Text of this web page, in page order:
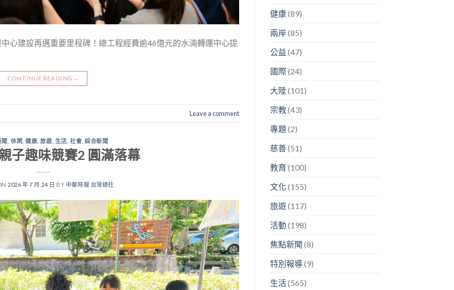
心建設再邁重要里程碑！總工程經費逾46億元的水湳轉運中心提
CONTINUE READING →
Leave a comment
休閑 ,健康,旅遊, 生活 社會,綜合新聞
子趣味競賽2 圓滿落幕
2026 年 7 月 24 日 BY 中華時報 台灣總社
健康(89)
兩岸(85)
公益 (47)
國際(24)
大陸(101)
宗教(43)
專題(2)
慈善(51)
教育 (100)
文化 (155)
旅遊(117)
活動 (198)
焦點新聞 (8)
特別報導(9)
生活(565)